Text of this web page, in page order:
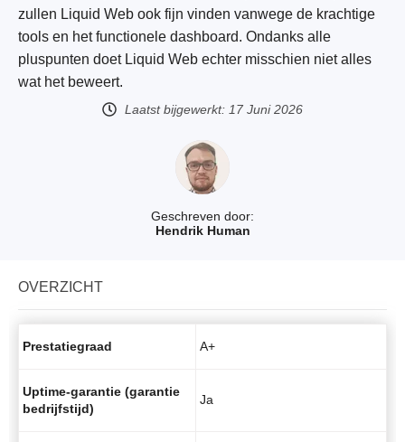
Geschreven door:
Hendrik Human
zullen Liquid Web ook fijn vinden vanwege de krachtige
tools en het functionele dashboard. Ondanks alle
pluspunten doet Liquid Web echter misschien niet alles
wat het beweert.
Laatst bijgewerkt: 17 Juni 2026
OVERZICHT
Prestatiegraad A+
Uptime-garantie (garantie
bedrijfstijd)
Ja